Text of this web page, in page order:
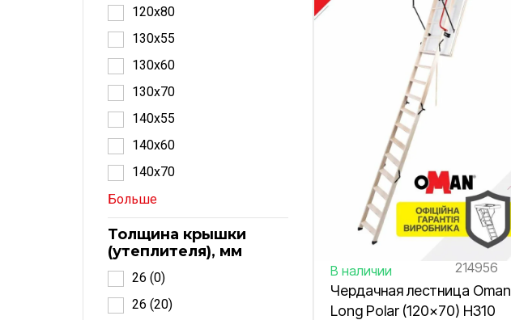
120x80
130x55
130x60
130x70
140x55
140x60
140x70
Больше
Толщина крышки
(утеплителя), мм
26 (0)
26 (20)
В наличии 214956
Чердачная лестница Oman
Long Polar (120×70) H310